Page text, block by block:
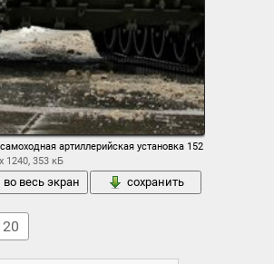
установка моделька игрушка
артиллерийская установка 152 мм вооружение
1240, 353 кБ
во весь экран сохранить